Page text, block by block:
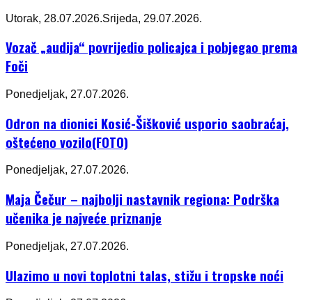
Utorak, 28.07.2026.Srijeda, 29.07.2026.
Vozač „audija“ povrijedio policajca i pobjegao prema
Foči
Ponedjeljak, 27.07.2026.
Odron na dionici Kosić-Šišković usporio saobraćaj,
oštećeno vozilo(FOTO)
Ponedjeljak, 27.07.2026.
Maja Čečur – najbolji nastavnik regiona: Podrška
učenika je najveće priznanje
Ponedjeljak, 27.07.2026.
Ulazimo u novi toplotni talas, stižu i tropske noći